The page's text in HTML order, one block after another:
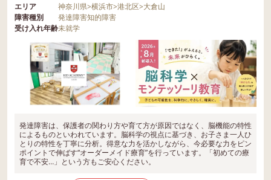
エリア 神奈川県>横浜市>港北区>大倉山
障害種別
発達障害知的障害
受け入れ年齢未就学
発達障害は、保護者の関わり方や育て方が原因ではなく、脳機能の特性
によるものといわれています。脳科学の視点に基づき、お子さま一人ひ
とりの特性を丁寧に分析。得意な力を活かしながら、今必要な力をピン
ポイントで伸ばす“オーダーメイド療育”を行っています。「初めての療
育で不安…」という方もご安心ください。